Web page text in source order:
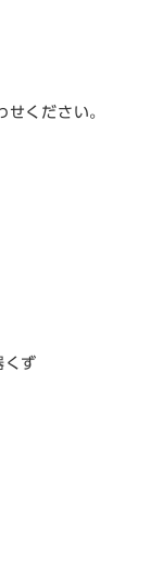
ください。
くず